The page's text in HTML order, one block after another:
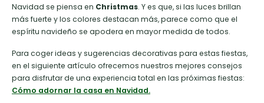
Navidad se piensa en Christmas. Y es que, si las luces brillan
más fuerte y los colores destacan más, parece como que el
espíritu navideño se apodera en mayor medida de todos.
Para coger ideas y sugerencias decorativas para estas fiestas,
en el siguiente artículo ofrecemos nuestros mejores consejos
para disfrutar de una experiencia total en las próximas fiestas:
Cómo adornar la casa en Navidad.